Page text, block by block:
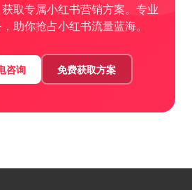
取专属小红书营销方案。专业
助你抢占小红书流量蓝海。
咨询 免费获取方案